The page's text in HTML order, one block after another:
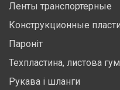
Ленты транспортерные
Конструкционные
Пароніт
Техпластина, листова
Рукава і шланги